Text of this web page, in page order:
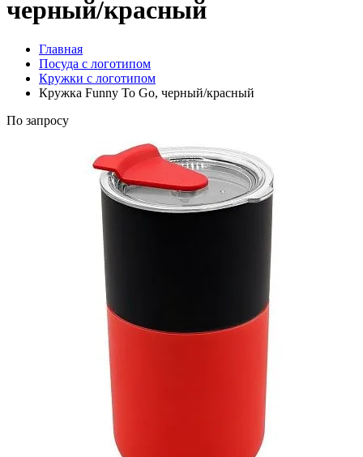
черный/красный
Главная
Посуда с логотипом
Кружки с логотипом
Кружка Funny To Go, черный/красный
По запросу